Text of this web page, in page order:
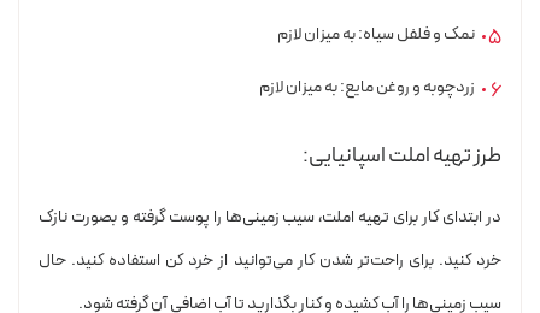
نمک و فلفل سیاه: به میزان لازم
زردچوبه و روغن مایع: به میزان لازم
طرز تهیه املت اسپانیایی:
در ابتدای کار برای تهیه املت، سیب زمینی‌ها را پوست گرفته و بصورت نازک
خرد کنید. برای راحت‌تر شدن کار می‌توانید از خرد کن استفاده کنید. حال
سیب زمینی‌ها را آب کشیده و کنار بگذارید تا آب اضافی آن گرفته شود.